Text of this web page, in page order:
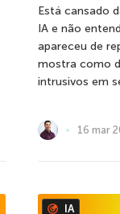
Está cansado
IA e não
apareceu de
mostra como
intrusivos em
16 mar
IA